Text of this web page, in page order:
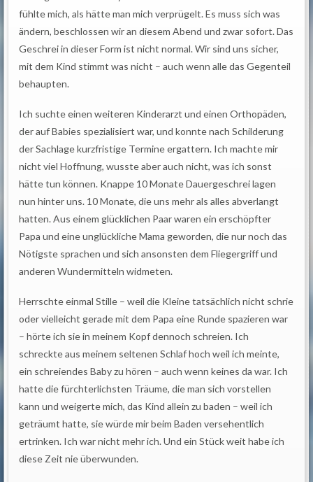
fühlte mich, als hätte man mich verprügelt. Es muss sich was
ändern, beschlossen wir an diesem Abend und zwar sofort. Das
Geschrei in dieser Form ist nicht normal. Wir sind uns sicher,
mit dem Kind stimmt was nicht – auch wenn alle das Gegenteil
behaupten.
Ich suchte einen weiteren Kinderarzt und einen Orthopäden,
der auf Babies spezialisiert war, und konnte nach Schilderung
der Sachlage kurzfristige Termine ergattern. Ich machte mir
nicht viel Hoffnung, wusste aber auch nicht, was ich sonst
hätte tun können. Knappe 10 Monate Dauergeschrei lagen
nun hinter uns. 10 Monate, die uns mehr als alles abverlangt
hatten. Aus einem glücklichen Paar waren ein erschöpfter
Papa und eine unglückliche Mama geworden, die nur noch das
Nötigste sprachen und sich ansonsten dem Fliegergriff und
anderen Wundermitteln widmeten.
Herrschte einmal Stille – weil die Kleine tatsächlich nicht schrie
oder vielleicht gerade mit dem Papa eine Runde spazieren war
– hörte ich sie in meinem Kopf dennoch schreien. Ich
schreckte aus meinem seltenen Schlaf hoch weil ich meinte,
ein schreiendes Baby zu hören – auch wenn keines da war. Ich
hatte die fürchterlichsten Träume, die man sich vorstellen
kann und weigerte mich, das Kind allein zu baden – weil ich
geträumt hatte, sie würde mir beim Baden versehentlich
ertrinken. Ich war nicht mehr ich. Und ein Stück weit habe ich
diese Zeit nie überwunden.